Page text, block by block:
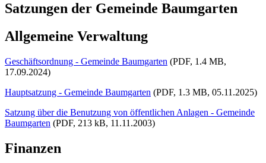
Satzungen der Gemeinde Baumgarten
Allgemeine Verwaltung
Geschäftsordnung - Gemeinde Baumgarten (PDF, 1.4 MB,
17.09.2024)
Hauptsatzung - Gemeinde Baumgarten (PDF, 1.3 MB, 05.11.2025)
Satzung über die Benutzung von öffentlichen Anlagen - Gemeinde
Baumgarten (PDF, 213 kB, 11.11.2003)
Finanzen